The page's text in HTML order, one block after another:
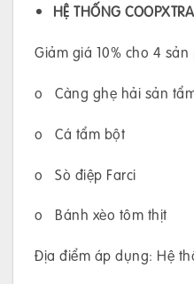
HỆ THỐNG
Giảm giá 10% cho 4 sản
o Càng ghẹ hải sản
o Cá tẩm bột
o Sò điệp Farci
o Bánh xèo tôm thịt
Địa điểm áp dụng: Hệ